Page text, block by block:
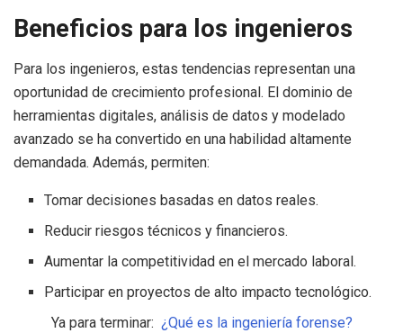
Beneficios para los ingenieros
Para los ingenieros, estas tendencias representan una
oportunidad de crecimiento profesional. El dominio de
herramientas digitales, análisis de datos y modelado
avanzado se ha convertido en una habilidad altamente
demandada. Además, permiten:
Tomar decisiones basadas en datos reales.
Reducir riesgos técnicos y financieros.
Aumentar la competitividad en el mercado laboral.
Participar en proyectos de alto impacto tecnológico.
Ya para terminar: ¿Qué es la ingeniería forense?